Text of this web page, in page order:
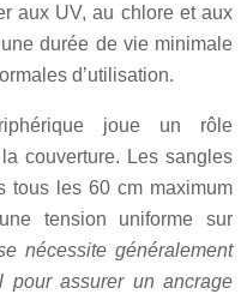
aux UV, au chlore et aux
durée de vie minimale
d’utilisation.
joue un rôle
couverture. Les sangles
tous les 60 cm maximum
tension uniforme sur
nécessite généralement
pour assurer un ancrage